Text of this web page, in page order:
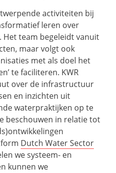
activiteiten bij
leren over
Het team begeleidt vanuit
maar volgt ook
met als doel het
te faciliteren. KWR
over de infrastructuur
en inzichten uit
waterpraktijken op te
beschouwen in relatie tot
Dutch Water Sector
we systeem- en
kunnen we